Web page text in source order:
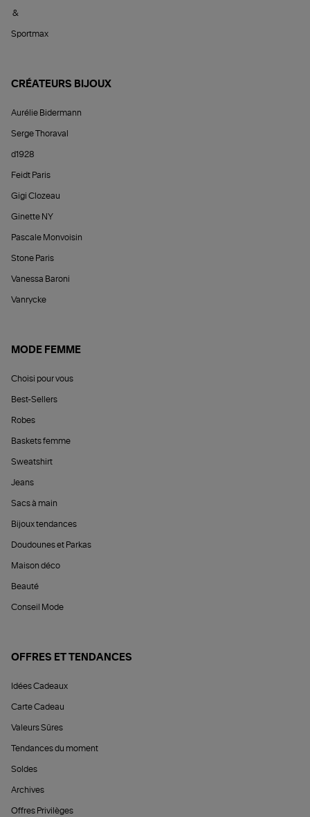
&
Sportmax
CRÉATEURS BIJOUX
Aurélie Bidermann
Serge Thoraval
d1928
Feidt Paris
Gigi Clozeau
Ginette NY
Pascale Monvoisin
Stone Paris
Vanessa Baroni
Vanrycke
MODE FEMME
Choisi pour vous
Best-Sellers
Robes
Baskets femme
Sweatshirt
Jeans
Sacs à main
Bijoux tendances
Doudounes et Parkas
Maison déco
Beauté
Conseil Mode
OFFRES ET TENDANCES
Idées Cadeaux
Carte Cadeau
Valeurs Sûres
Tendances du moment
Soldes
Archives
Offres Privilèges